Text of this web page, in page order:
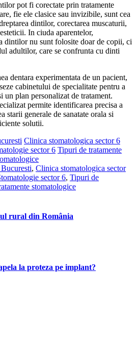
pot fi corectate prin tratamente
fie ele clasice sau invizibile, sunt cea
dintilor, corectarea muscaturii,
In ciuda aparentelor,
dintilor nu sunt folosite doar de copii, ci
adultilor, care se confrunta cu dinti
dentara experimentata de un pacient,
cabinetului de specialitate pentru a
un plan personalizat de tratament.
permite identificarea precisa a
starii generale de sanatate orala si
solutii.
Clinica stomatologica sector 6
sector 6 Tipuri de tratamente
, Clinica stomatologica sector
sector 6, Tipuri de
stomatologice
rural din România
la proteza pe implant?